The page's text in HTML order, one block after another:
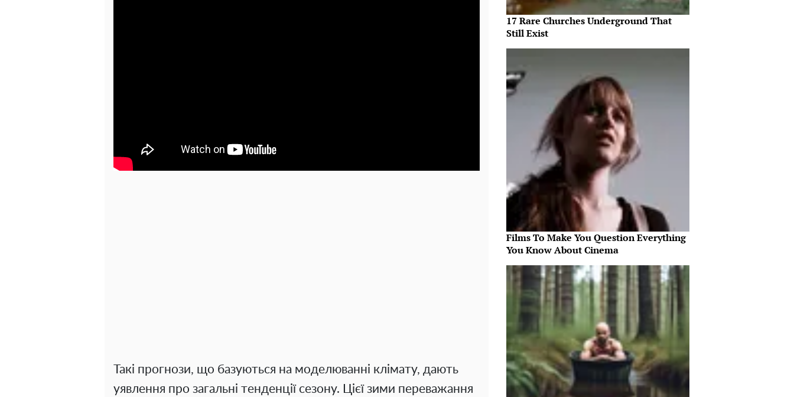
Такі прогнози, що базуються на моделюванні клімату, дають
уявлення про загальні тенденції сезону. Цієї зими переважання
17 Rare Churches Underground That
Still Exist
Films To Make You Question Everything
You Know About Cinema